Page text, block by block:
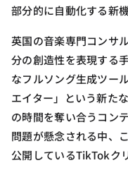
部分的に自動化する新
英国の音楽専門コンサ
分の創造性を表現する
なフルソング生成ツー
エイター」という新た
の時間を奪い合うコン
問題が懸念される中、
公開しているTikTokク